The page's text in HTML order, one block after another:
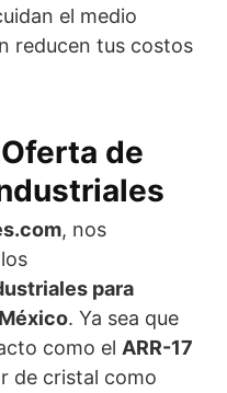
el medio
reducen tus costos
de
, nos
para
. Ya sea que
como el ARR-17
de cristal como